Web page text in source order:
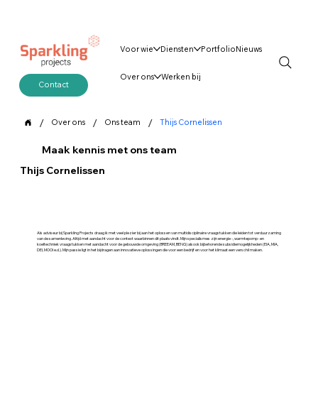
Voor wie Diensten PortfolioNieuws
Over ons
Werken bij
Contact
/ Over ons / Ons team / Thijs Cornelissen
Maak kennis met ons team
Thijs Cornelissen
Als adviseur bij Sparkling Projects draag ik met veel plezier bij aan het oplossen van multidisciplinaire vraagstukken die leiden tot verduurzaming
van de samenleving. Altijd met aandacht voor de context waarbinnen dit plaatsvindt. Mijn specialismes zijn energie -, warmtepomp- en
koeltechniek vraagstukken met aandacht voor de gebouwde omgeving (BREEAM, BENG) alsook bijbehorende subsidiemogelijkheden (EIA, MIA,
DEI, MOOI e.d.). Mijn passie ligt in het bijdragen aan innovatieve oplossingen die voor een bedrijf en voor het klimaat een verschil maken.